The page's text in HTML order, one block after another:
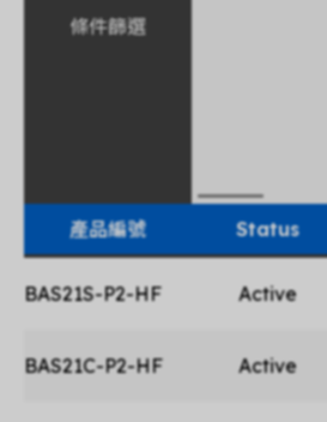
條件篩選
產品編號 Status
BAS21S-P2-HF Active
BAS21C-P2-HF Active